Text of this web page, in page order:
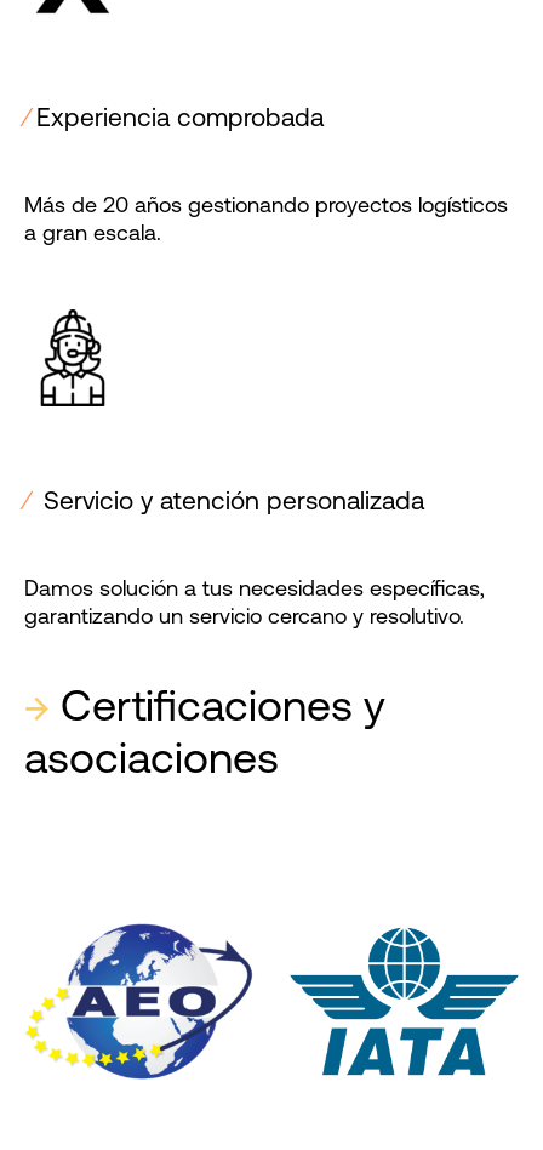
⁄Experiencia comprobada
Más de 20 años gestionando proyectos logísticos
a gran escala.
⁄Servicio y atención personalizada
Damos solución a tus necesidades específicas,
garantizando un servicio cercano y resolutivo.
→ Certificaciones y
asociaciones